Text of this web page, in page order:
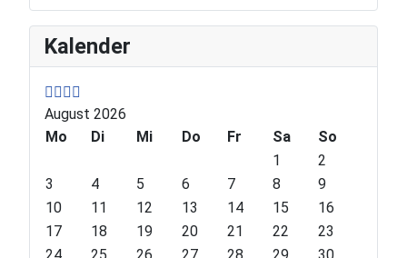
Kalender
P
r
e
v
i
o
s
Y
e
a
P
r
e
v
i
o
M
o
n
N
e
x
t
Y
e
N
e
x
t
M
August 2026
Mo
Di Mi Do Fr Sa
So
1
2
3
4 5 6 7 8
9
10
11 12 13 14 15
16
17
18 19 20 21 22
23